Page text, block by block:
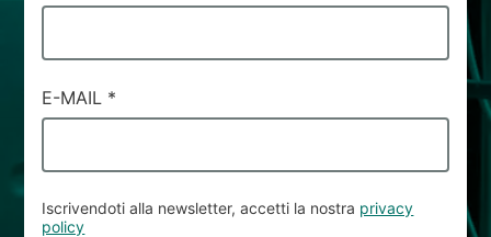
E-MAIL *
Iscrivendoti alla newsletter, accetti la nostra privacy
policy